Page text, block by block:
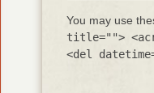
You may use
title="">
<del